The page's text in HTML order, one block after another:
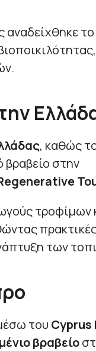
αναδείχθηκε
, καθώς
στην
τροφίμων
των
του Cyprus
βραβείο